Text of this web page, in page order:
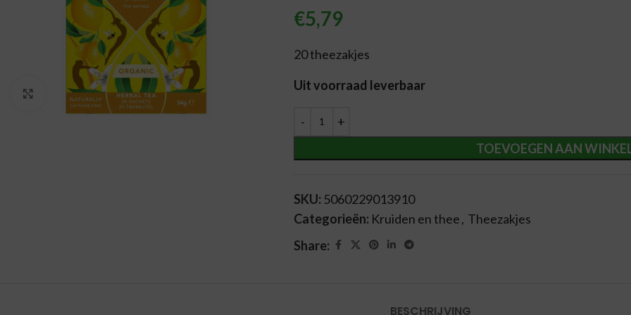
Vergroten
€5,79
20 theezakjes
Uit voorraad leverbaar
TOEVOEGEN AAN
Alternative:
SKU: 5060229013910
Categorieën: Kruiden en thee, Theezakjes
Share:
BESCHRIJVING